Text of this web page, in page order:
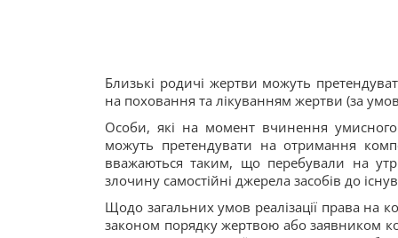
Близькі родичі жертви можуть
на поховання та лікуванням жертви (за
Особи, які на момент вчинення
можуть претендувати на отримання
вважаються таким, що перебували на
злочину самостійні джерела засобів до
Щодо загальних умов реалізації права на
законом порядку жертвою або заявником